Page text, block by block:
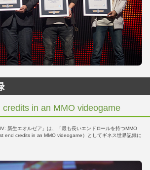
in an MMO videogame
新生エオルゼア」は、「最も長いエンドロールを持つMMO
end credits in an MMO videogame）としてギネス世界記録に